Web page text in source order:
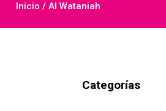
Inicio / Al Wataniah
Categorías